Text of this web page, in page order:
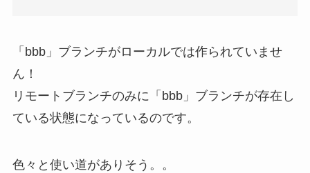
「 bbb」ブランチがローカルでは作られていませ
ん ！
リモートブランチのみに「bbb」ブランチが存在し
ている状態になっているのです。
色々と使い道がありそう。。